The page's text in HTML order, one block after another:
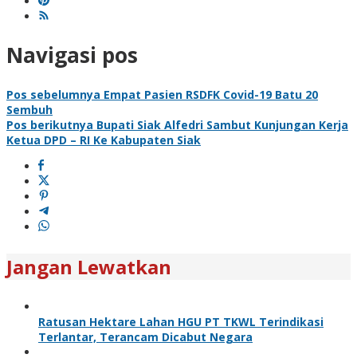
Navigasi pos
Pos sebelumnya Empat Pasien RSDFK Covid-19 Batu 20
Sembuh
Pos berikutnya Bupati Siak Alfedri Sambut Kunjungan Kerja
Ketua DPD – RI Ke Kabupaten Siak
Jangan Lewatkan
Ratusan Hektare Lahan HGU PT TKWL Terindikasi
Terlantar, Terancam Dicabut Negara